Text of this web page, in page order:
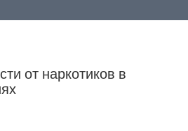
от наркотиков в